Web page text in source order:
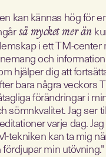
kan kännas hög för
så mycket mer än
i ett TM-center
och
hjälper dig att
bara några veckors
förändringar i
sömnkvalitet. Jag ser
varje dag.
tekniken kan ta mig
min utövning."